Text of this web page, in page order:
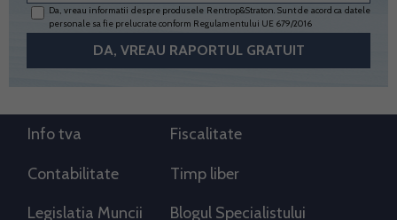
Da, vreau informatii despre produsele Rentrop&Straton. Sunt de acord ca datele
personale sa fie prelucrate conform Regulamentului UE 679/2016
Info tva Fiscalitate
Contabilitate Timp liber
Legislatia Muncii Blogul Specialistului